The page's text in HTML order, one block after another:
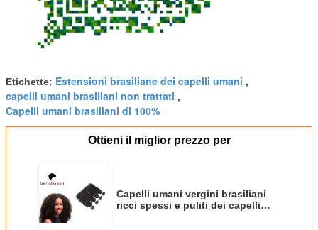
Etichette: Estensioni brasiliane dei capelli umani ,
capelli umani brasiliani non trattati ,
Capelli umani brasiliani di 100%
Ottieni il miglior prezzo per
Capelli umani vergini brasiliani
ricci spessi e puliti dei capelli